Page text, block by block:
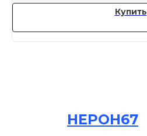
Купить
НЕРОН67